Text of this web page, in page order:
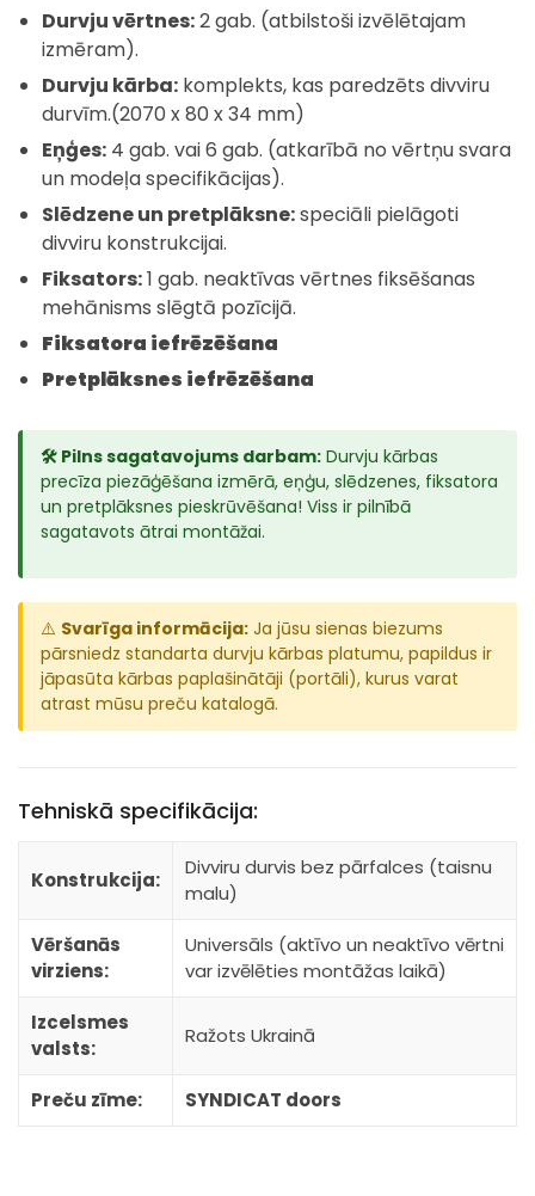
Durvju vērtnes:2 gab. (atbilstoši izvēlētajam
izmēram).
Durvju kārba: komplekts, kas paredzēts divviru
durvīm.(2070 x 80 x 34 mm)
Eņģes: 4 gab. vai 6 gab. (atkarībā no vērtņu svara
un modeļa specifikācijas).
Slēdzene un pretplāksne:speciāli pielāgoti
divviru konstrukcijai.
Fiksators:1 gab. neaktīvas vērtnes fiksēšanas
mehānisms slēgtā pozīcijā.
Fiksatora iefrēzēšana
Pretplāksnes iefrēzēšana
🛠️ Pilns sagatavojums darbam: Durvju kārbas
precīza piezāģēšana izmērā, eņģu, slēdzenes, fiksatora
un pretplāksnes pieskrūvēšana! Viss ir pilnībā
sagatavots ātrai montāžai.
⚠️ Svarīga informācija: Ja jūsu sienas biezums
pārsniedz standarta durvju kārbas platumu, papildus ir
jāpasūta kārbas paplašinātāji (portāli), kurus varat
atrast mūsu preču katalogā.
Tehniskā specifikācija:
Konstrukcija:
Divviru durvis bez pārfalces (taisnu
malu)
Vēršanās
virziens:
Universāls (aktīvo un neaktīvo vērtni
var izvēlēties montāžas laikā)
Izcelsmes
valsts:
Ražots Ukrainā
Preču zīme: SYNDICAT doors